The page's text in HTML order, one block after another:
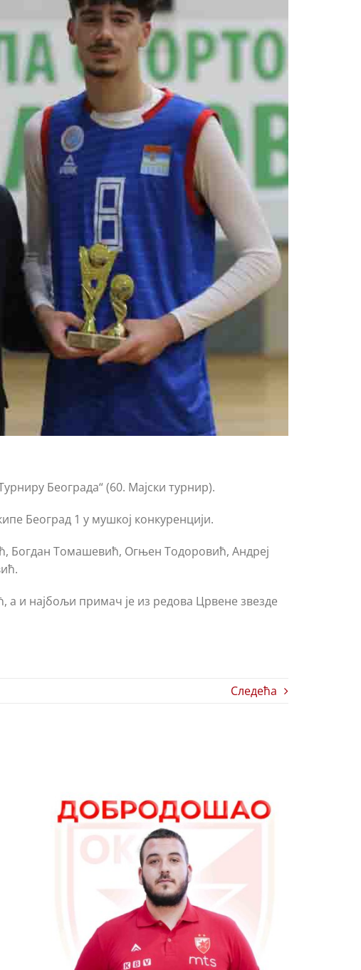
Београда“ (60. Мајски турнир).
Београд 1 у мушкој конкуренцији.
Богдан Томашевић, Огњен Тодоровић, Андреј
и најбољи примач је из редова Црвене звезде
Следећа